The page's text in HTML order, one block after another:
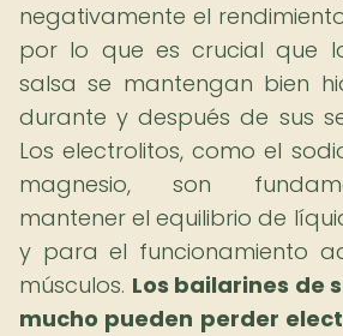
negativamente el
por lo que es crucial que
salsa se mantengan bien
durante y después de sus
Los electrolitos, como el
magnesio, son
mantener el equilibrio de
y para el funcionamiento
músculos. Los bailarines de
mucho pueden perder